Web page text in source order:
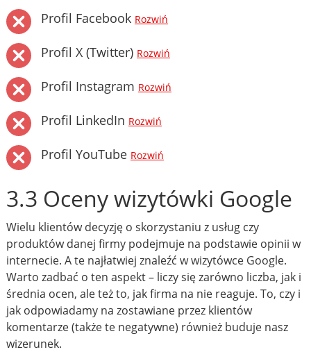
Profil Facebook Rozwiń
Profil X (Twitter) Rozwiń
Profil Instagram Rozwiń
Profil LinkedIn Rozwiń
Profil YouTube Rozwiń
3.3 Oceny wizytówki Google
Wielu klientów decyzję o skorzystaniu z usług czy
produktów danej firmy podejmuje na podstawie opinii w
internecie. A te najłatwiej znaleźć w wizytówce Google.
Warto zadbać o ten aspekt – liczy się zarówno liczba, jak i
średnia ocen, ale też to, jak firma na nie reaguje. To, czy i
jak odpowiadamy na zostawiane przez klientów
komentarze (także te negatywne) również buduje nasz
wizerunek.